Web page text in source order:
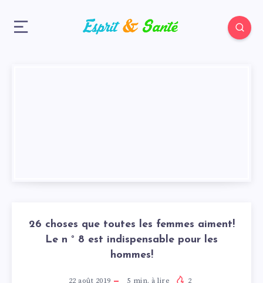
26 choses que toutes les femmes aiment!
Le n ° 8 est indispensable pour les
hommes!
22 août 2019 5 min. à lire 2